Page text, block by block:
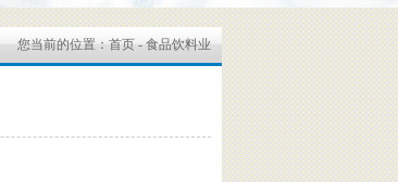
您当前的位置： 首页 - 食品饮料业